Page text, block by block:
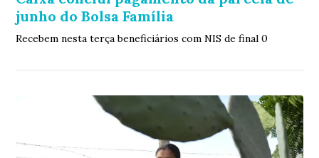
junho do Bolsa Família
Recebem nesta terça beneficiários com NIS de final 0